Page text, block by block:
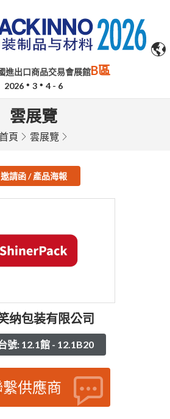
進出口商品交易會展館B區
2026 3 4 - 6
雲展覽
頁 雲展覽
邀請函 / 產品海報
纳包装有限公司
號: 12.1館 - 12.1B20
繫供應商